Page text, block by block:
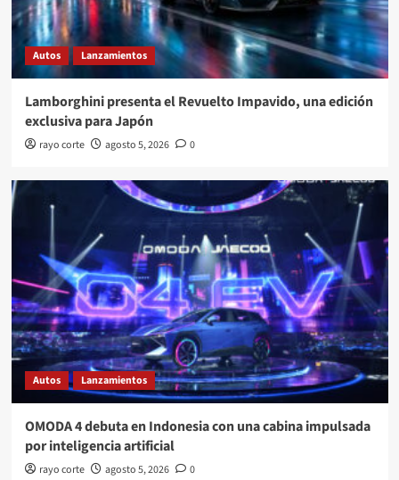
Autos Lanzamientos
Lamborghini presenta el Revuelto Impavido, una edición
exclusiva para Japón
rayo corte agosto 5, 2026 0
Autos Lanzamientos
OMODA 4 debuta en Indonesia con una cabina impulsada
por inteligencia artificial
rayo corte agosto 5, 2026 0